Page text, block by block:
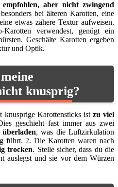
empfohlen, aber nicht zwingend
bei älteren Karotten, eine
etwas zähere Textur aufweisen.
verwendest, genügt ein
Geschälte Karotten ergeben
und Optik.
knusprig?
knusprige Karottensticks ist zu viel
geschieht fast immer aus zwei
überladen, was die Luftzirkulation
führt. 2. Die Karotten waren nach
trocken. Stelle sicher, dass du die
auslegst und sie vor dem Würzen